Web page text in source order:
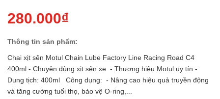
280.000₫
Thông tin sản phẩm:
Chai xịt sên Motul Chain Lube Factory Line Racing Road C4
400ml - Chuyên dùng xịt sên xe - Thương hiệu Motul uy tín -
Dung tịch: 400ml Công dụng: - Nâng cao hiệu quả truyền động
và tăng cường tuổi thọ, bảo vệ O-ring,...